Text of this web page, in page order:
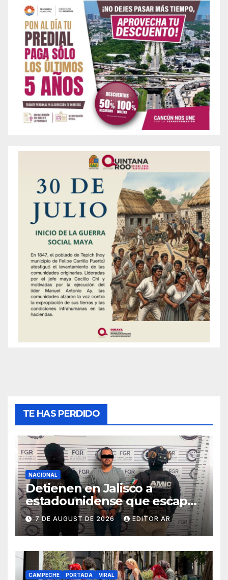
TE HAS PERDIDO
NACIONAL
Detienen en Jalisco a
estadounidense que escapó
de prisión hace 10 años
7 DE AUGUST DE 2026 EDITOR AR
CAMPECHE PORTADA VIRAL